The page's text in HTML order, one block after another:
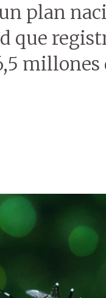
plan
que
millones